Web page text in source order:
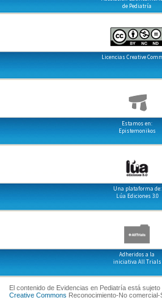
de Pediatría
Licencias Creative
Estamos en:
Epistemonikos
Una plataforma de:
Lúa Ediciones 3.0
Adheridos a la
iniciativa All Trials
El contenido de Evidencias en Pediatría está
Creative Commons Reconocimiento-No